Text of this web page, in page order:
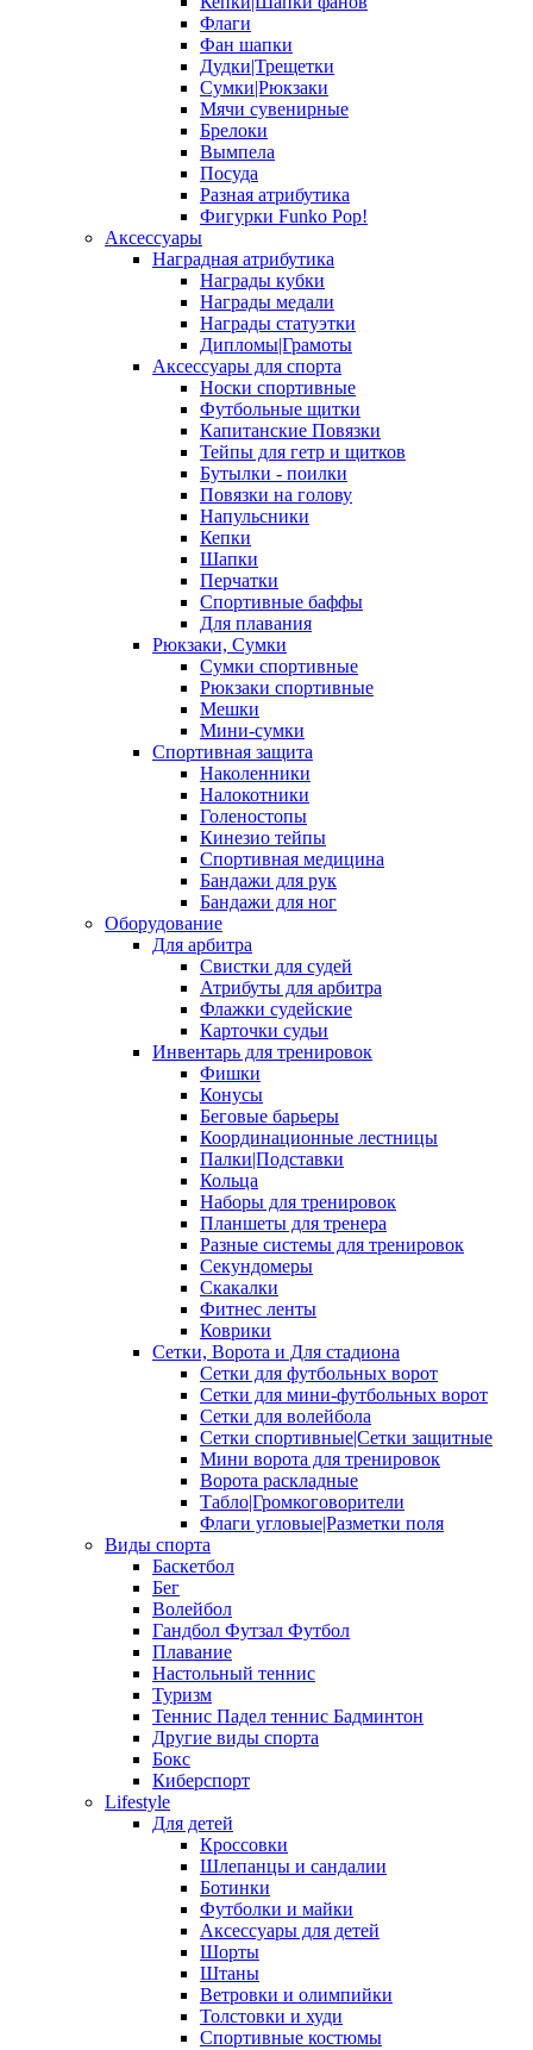
Флаги
Фан шапки
Дудки|Трещетки
Сумки|Рюкзаки
Мячи сувенирные
Брелоки
Вымпела
Посуда
Разная атрибутика
Фигурки Funko Pop!
Аксессуары
Наградная атрибутика
Награды кубки
Награды медали
Награды статуэтки
Дипломы|Грамоты
Аксессуары для спорта
Носки спортивные
Футбольные щитки
Капитанские Повязки
Тейпы для гетр и щитков
Бутылки - поилки
Повязки на голову
Напульсники
Кепки
Шапки
Перчатки
Спортивные баффы
Для плавания
Рюкзаки, Сумки
Сумки спортивные
Рюкзаки спортивные
Мешки
Мини-сумки
Спортивная защита
Наколенники
Налокотники
Голеностопы
Кинезио тейпы
Спортивная медицина
Бандажи для рук
Бандажи для ног
Оборудование
Для арбитра
Свистки для судей
Атрибуты для арбитра
Флажки судейские
Карточки судьи
Инвентарь для тренировок
Фишки
Конусы
Беговые барьеры
Координационные лестницы
Палки|Подставки
Кольца
Наборы для тренировок
Планшеты для тренера
Разные системы для тренировок
Секундомеры
Скакалки
Фитнес ленты
Коврики
Сетки, Ворота и Для стадиона
Сетки для футбольных ворот
Сетки для мини-футбольных ворот
Сетки для волейбола
Сетки спортивные|Сетки защитные
Мини ворота для тренировок
Ворота раскладные
Табло|Громкоговорители
Флаги угловые|Разметки поля
Виды спорта
Баскетбол
Бег
Волейбол
Гандбол Футзал Футбол
Плавание
Настольный теннис
Туризм
Теннис Падел теннис Бадминтон
Другие виды спорта
Бокс
Киберспорт
Lifestyle
Для детей
Кроссовки
Шлепанцы и сандалии
Ботинки
Футболки и майки
Аксессуары для детей
Шорты
Штаны
Ветровки и олимпийки
Толстовки и худи
Спортивные костюмы